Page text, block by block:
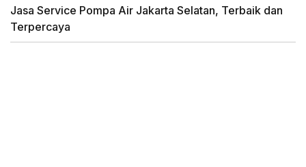
Jasa Service Pompa Air Jakarta Selatan, Terbaik dan
Terpercaya